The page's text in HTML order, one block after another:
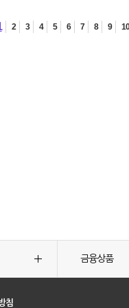
2 3 4 5 6 7 8 9 10
금융상품
침